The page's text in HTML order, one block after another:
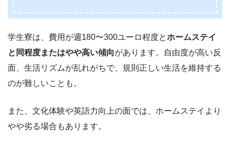
学生寮は、費用が週180〜300ユーロ程度とホームステイ
と同程度またはやや高い傾向があります。自由度が高い反
面、生活リズムが乱れがちで、規則正しい生活を維持する
のが難しいことも。
また、文化体験や英語力向上の面では、ホームステイより
やや劣る場合もあります。